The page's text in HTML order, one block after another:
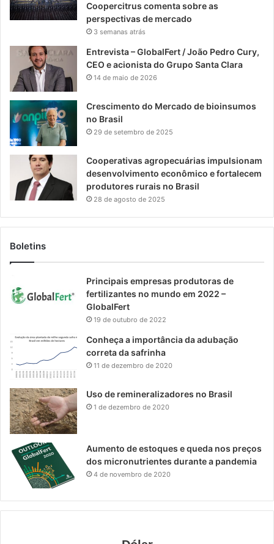
Coopercitrus comenta sobre as
perspectivas de mercado
3 semanas atrás
Entrevista – GlobalFert / João Pedro Cury,
CEO e acionista do Grupo Santa Clara
14 de maio de 2026
Crescimento do Mercado de bioinsumos
no Brasil
29 de setembro de 2025
Cooperativas agropecuárias impulsionam
desenvolvimento econômico e fortalecem
produtores rurais no Brasil
28 de agosto de 2025
Boletins
Principais empresas produtoras de
fertilizantes no mundo em 2022 –
GlobalFert
19 de outubro de 2022
Conheça a importância da adubação
correta da safrinha
11 de dezembro de 2020
Uso de remineralizadores no Brasil
1 de dezembro de 2020
Aumento de estoques e queda nos preços
dos micronutrientes durante a pandemia
4 de novembro de 2020